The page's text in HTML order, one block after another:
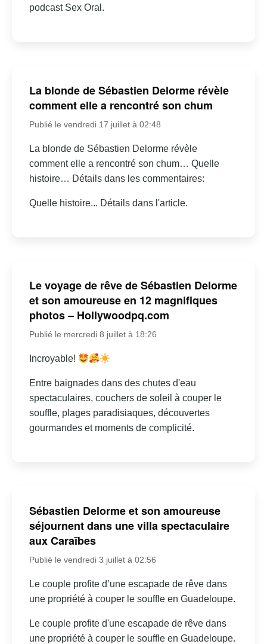
podcast Sex Oral.
La blonde de Sébastien Delorme révèle
comment elle a rencontré son chum
Publié le vendredi 17 juillet à 02:48
La blonde de Sébastien Delorme révèle
comment elle a rencontré son chum… Quelle
histoire… Détails dans les commentaires:
Quelle histoire... Détails dans l'article.
Le voyage de rêve de Sébastien Delorme
et son amoureuse en 12 magnifiques
photos – Hollywoodpq.com
Publié le mercredi 8 juillet à 18:26
Incroyable!
Entre baignades dans des chutes d'eau
spectaculaires, couchers de soleil à couper le
souffle, plages paradisiaques, découvertes
gourmandes et moments de complicité.
Sébastien Delorme et son amoureuse
séjournent dans une villa spectaculaire
aux Caraïbes
Publié le vendredi 3 juillet à 02:56
Le couple profite d’une escapade de rêve dans
une propriété à couper le souffle en Guadeloupe.
Le couple profite d'une escapade de rêve dans
une propriété à couper le souffle en Guadeloupe.